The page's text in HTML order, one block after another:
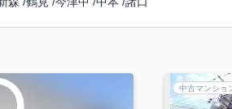
中古マンショ